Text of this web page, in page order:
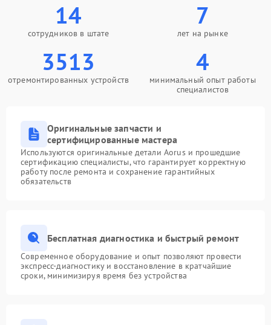
14
сотрудников в штате
7
лет на рынке
3513
отремонтированных устройств
4
минимальный опыт работы
специалистов
Оригинальные запчасти и
сертифицированные мастера
Используются оригинальные детали Aorus и прошедшие
сертификацию специалисты, что гарантирует корректную
работу после ремонта и сохранение гарантийных
обязательств
Бесплатная диагностика и быстрый ремонт
Современное оборудование и опыт позволяют провести
экспресс-диагностику и восстановление в кратчайшие
сроки, минимизируя время без устройства